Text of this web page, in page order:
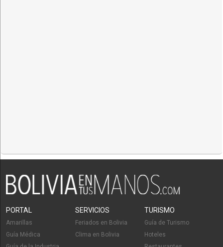
PORTAL
Amarillas
Guía Médica
SERVICIOS
Feriados en Bolivia
Clima en Bolivia
TURISMO
Guía de Turismo
Hoteles